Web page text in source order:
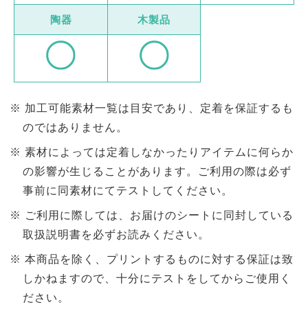
陶器 木製品
加工可能素材一覧は目安であり、定着を保証するも
のではありません。
素材によっては定着しなかったりアイテムに何らか
の影響が生じることがあります。ご利用の際は必ず
事前に同素材にてテストしてください。
ご利用に際しては、お届けのシートに同封している
取扱説明書を必ずお読みください。
本商品を除く、プリントするものに対する保証は致
しかねますので、十分にテストをしてからご使用く
ださい。